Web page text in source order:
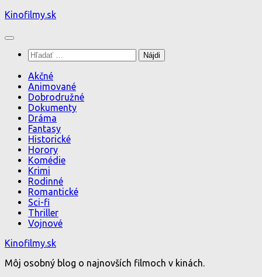
Preskočiť
obsah
Kinofilmy.sk
Hľadať:
Akčné
Animované
Dobrodružné
Dokumenty
Dráma
Fantasy
Historické
Horory
Komédie
Krimi
Rodinné
Romantické
Sci-fi
Thriller
Vojnové
Kinofilmy.sk
Môj osobný blog o najnovších filmoch v kinách.